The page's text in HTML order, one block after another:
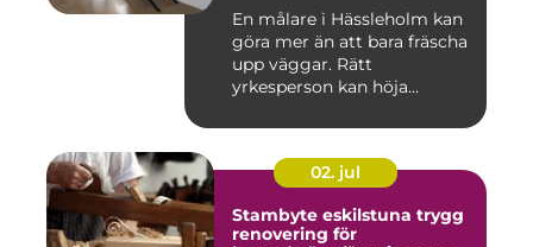
En målare i Hässleholm kan
göra mer än att bara fräscha
upp väggar. Rätt
yrkesperson kan höja
02. jul
Stambyte eskilstuna trygg
renovering för